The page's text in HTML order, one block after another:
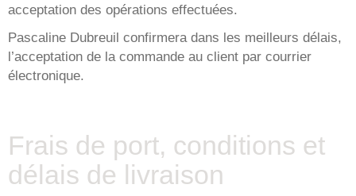
acceptation des opérations effectuées.
Pascaline Dubreuil confirmera dans les meilleurs délais,
l’acceptation de la commande au client par courrier
électronique.
Frais de port, conditions et
délais de livraison